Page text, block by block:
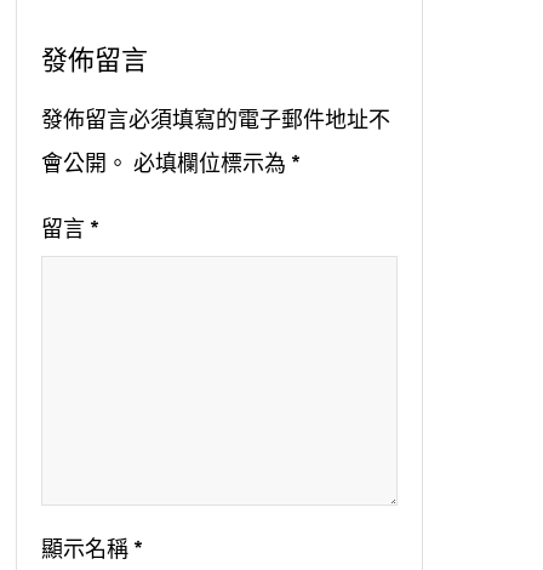
發佈留言
發佈留言必須填寫的電子郵件地址不
會公開。 必填欄位標示為 *
留言 *
顯示名稱 *